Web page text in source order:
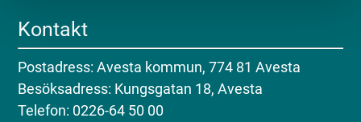
Kontakt
Postadress: Avesta kommun, 774 81 Avesta
Besöksadress: Kungsgatan 18, Avesta
Telefon: 0226-64 50 00